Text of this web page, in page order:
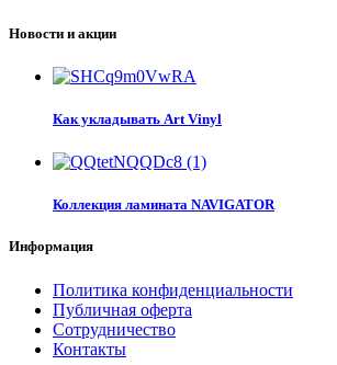
Новости и акции
Как укладывать Art Vinyl
Коллекция ламината NAVIGATOR
Информация
Политика конфиденциальности
Публичная оферта
Сотрудничество
Контакты